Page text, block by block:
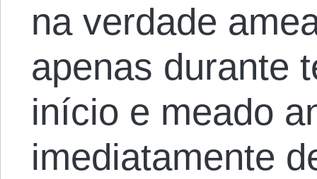
na verdade
apenas durante
início e meado
imediatamente